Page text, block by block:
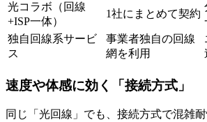
光コラボ（回線
+ISP一体）
1社にまとめて契約
独自回線系サービ
ス
事業者独自の回線
網を利用
速度や体感に効く「接続方式」
同じ「光回線」でも、接続方式で混雑